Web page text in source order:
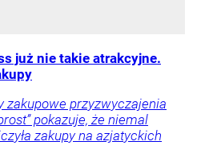
już nie takie atrakcyjne.
zakupowe przyzwyczajenia
pokazuje, że niemal
zakupy na azjatyckich